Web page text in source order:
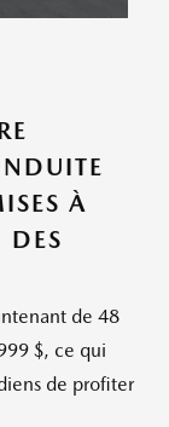
À
DES
de 48
$, ce qui
de profiter